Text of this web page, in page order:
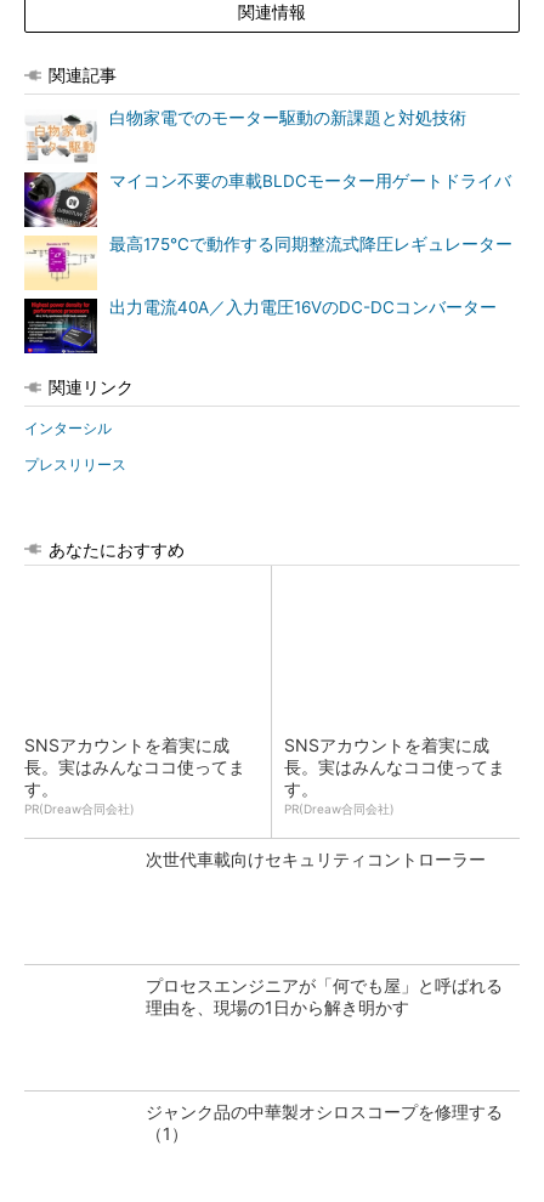
関連情報
関連記事
白物家電でのモーター駆動の新課題と対処技術
マイコン不要の車載BLDCモーター用ゲートドライバ
最高175℃で動作する同期整流式降圧レギュレーター
出力電流40A／入力電圧16VのDC-DCコンバーター
関連リンク
インターシル
プレスリリース
あなたにおすすめ
SNSアカウントを着実に成
長。実はみんなココ使ってま
す。
PR(Dreaw合同会社)
SNSアカウントを着実に成
長。実はみんなココ使ってま
す。
PR(Dreaw合同会社)
次世代車載向けセキュリティコントローラー
プロセスエンジニアが「何でも屋」と呼ばれる
理由を、現場の1日から解き明かす
ジャンク品の中華製オシロスコープを修理する
（1）